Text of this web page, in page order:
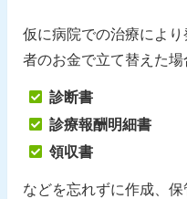
仮に病院での治療によ
者のお金で立て替えた場
診断書
診療報酬明細書
領収書
などを忘れずに作成、保